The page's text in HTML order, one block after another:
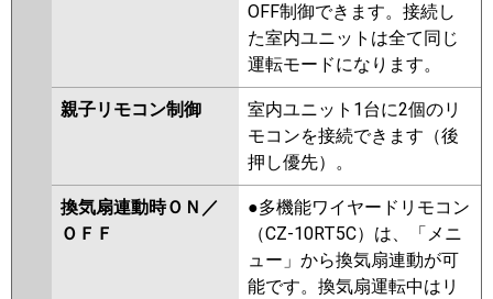
OFF制御できます。接続し
た室内ユニットは全て同じ
運転モードになります。
親子リモコン制御
室内ユニット1台に2個のリ
モコンを接続できます（後
押し優先）。
換気扇連動時ＯＮ／
ＯＦＦ
●多機能ワイヤードリモコン
（CZ-10RT5C）は、「メニ
ュー」から換気扇連動が可
能です。換気扇運転中はリ